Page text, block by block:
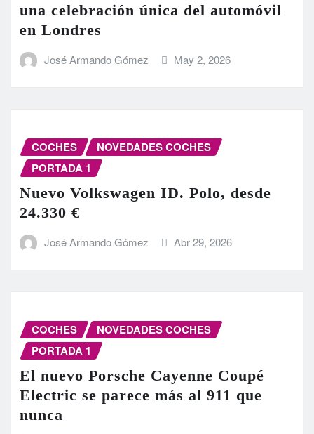
una celebración única del automóvil
en Londres
José Armando Gómez May 2, 2026
COCHES
NOVEDADES COCHES
PORTADA 1
Nuevo Volkswagen ID. Polo, desde
24.330 €
José Armando Gómez Abr 29, 2026
COCHES
NOVEDADES COCHES
PORTADA 1
El nuevo Porsche Cayenne Coupé
Electric se parece más al 911 que
nunca